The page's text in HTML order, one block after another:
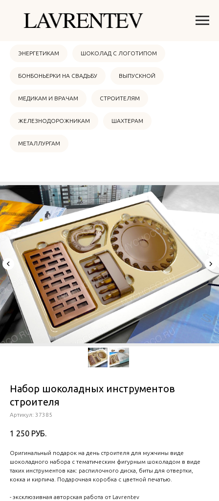
ОНЛАЙН МАГАЗИН НОВЫЙ ГОД 2026
ЭНЕРГЕТИКАМ ШОКОЛАД С ЛОГОТИПОМ
БОНБОНЬЕРКИ НА СВАДЬБУ ВЫПУСКНОЙ
МЕДИКАМ И ВРАЧАМ СТРОИТЕЛЯМ
ЖЕЛЕЗНОДОРОЖНИКАМ ШАХТЕРАМ
МЕТАЛЛУРГАМ
Набор шоколадных инструментов
строителя
Артикул: 37385
1 250 РУБ.
Оригинальный подарок на день строителя для мужчины виде
шоколадного набора с тематическим фигурным шоколадом в виде
таких инструментов как: распилочного диска, биты для отвертки,
кокка и кирпича. Подарочная коробка с цветной печатью.
- эксклюзивная авторская работа от Lavrentev